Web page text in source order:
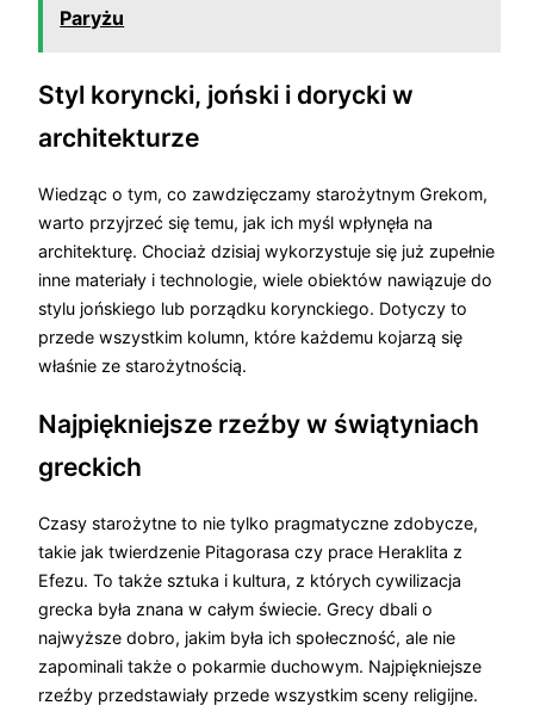
Paryżu
Styl koryncki, joński i dorycki w
architekturze
Wiedząc o tym, co zawdzięczamy starożytnym Grekom,
warto przyjrzeć się temu, jak ich myśl wpłynęła na
architekturę. Chociaż dzisiaj wykorzystuje się już zupełnie
inne materiały i technologie, wiele obiektów nawiązuje do
stylu jońskiego lub porządku korynckiego. Dotyczy to
przede wszystkim kolumn, które każdemu kojarzą się
właśnie ze starożytnością.
Najpiękniejsze rzeźby w świątyniach
greckich
Czasy starożytne to nie tylko pragmatyczne zdobycze,
takie jak twierdzenie Pitagorasa czy prace Heraklita z
Efezu. To także sztuka i kultura, z których cywilizacja
grecka była znana w całym świecie. Grecy dbali o
najwyższe dobro, jakim była ich społeczność, ale nie
zapominali także o pokarmie duchowym. Najpiękniejsze
rzeźby przedstawiały przede wszystkim sceny religijne.